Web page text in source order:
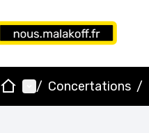
AccueilMenu principal
/ Concertations /